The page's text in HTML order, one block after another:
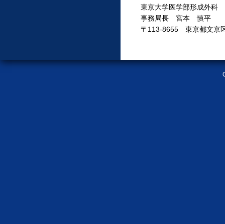
東京大学医学部形成外科
事務局長 宮本 慎平
〒113-8655 東京都文京